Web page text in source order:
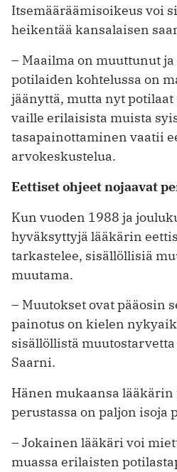
Itsemääräämisoikeus voi
heikentää kansalaisen
– Maailma on muuttunut
potilaiden kohtelussa on
jäänyttä, mutta nyt potilaat
vaille erilaisista muista
tasapainottaminen vaatii
arvokeskustelua.
Eettiset ohjeet nojaavat
Kun vuoden 1988 ja
hyväksyttyjä lääkärin
tarkastelee, sisällöllisiä
muutama.
– Muutokset ovat pääosin
painotus on kielen
sisällöllistä
Saarni.
Hänen mukaansa lääkärin
perustassa on paljon isoja
– Jokainen lääkäri voi
muassa erilaisten